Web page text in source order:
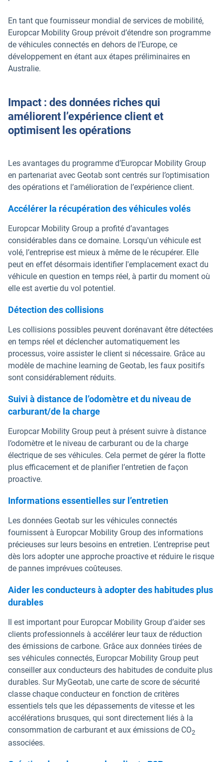
En tant que fournisseur mondial de services de mobilité,
Europcar Mobility Group prévoit d’étendre son programme
de véhicules connectés en dehors de l’Europe, ce
développement en étant aux étapes préliminaires en
Australie.
Impact : des données riches qui
améliorent l’expérience client et
optimisent les opérations
Les avantages du programme d’Europcar Mobility Group
en partenariat avec Geotab sont centrés sur l’optimisation
des opérations et l’amélioration de l’expérience client.
Accélérer la récupération des véhicules volés
Europcar Mobility Group a profité d’avantages
considérables dans ce domaine. Lorsqu'un véhicule est
volé, l’entreprise est mieux à même de le récupérer. Elle
peut en effet désormais identifier l'emplacement exact du
véhicule en question en temps réel, à partir du moment où
elle est avertie du vol potentiel.
Détection des collisions
Les collisions possibles peuvent dorénavant être détectées
en temps réel et déclencher automatiquement les
processus, voire assister le client si nécessaire. Grâce au
modèle de machine learning de Geotab, les faux positifs
sont considérablement réduits.
Suivi à distance de l’odomètre et du niveau de
carburant/de la charge
Europcar Mobility Group peut à présent suivre à distance
l’odomètre et le niveau de carburant ou de la charge
électrique de ses véhicules. Cela permet de gérer la flotte
plus efficacement et de planifier l’entretien de façon
proactive.
Informations essentielles sur l’entretien
Les données Geotab sur les véhicules connectés
fournissent à Europcar Mobility Group des informations
précieuses sur leurs besoins en entretien. L’entreprise peut
dès lors adopter une approche proactive et réduire le risque
de pannes imprévues coûteuses.
Aider les conducteurs à adopter des habitudes plus
durables
Il est important pour Europcar Mobility Group d’aider ses
clients professionnels à accélérer leur taux de réduction
des émissions de carbone. Grâce aux données tirées de
ses véhicules connectés, Europcar Mobility Group peut
conseiller aux conducteurs des habitudes de conduite plus
durables. Sur MyGeotab, une carte de score de sécurité
classe chaque conducteur en fonction de critères
essentiels tels que les dépassements de vitesse et les
accélérations brusques, qui sont directement liés à la
consommation de carburant et aux émissions de CO2
associées.